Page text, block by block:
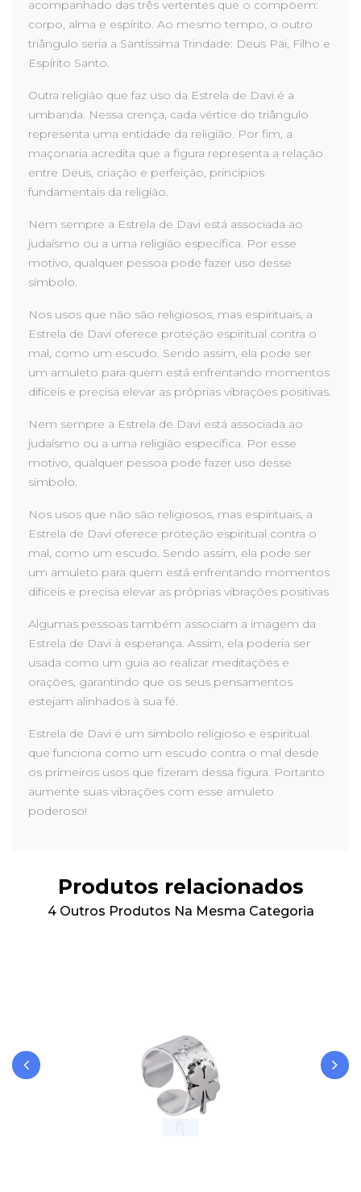
acompanhado das três vertentes que o compõem:
corpo, alma e espírito. Ao mesmo tempo, o outro
triângulo seria a Santíssima Trindade: Deus Pai, Filho e
Espírito Santo.
Outra religião que faz uso da Estrela de Davi é a
umbanda. Nessa crença, cada vértice do triângulo
representa uma entidade da religião. Por fim, a
maçonaria acredita que a figura representa a relação
entre Deus, criação e perfeição, princípios
fundamentais da religião.
Nem sempre a Estrela de Davi está associada ao
judaísmo ou a uma religião específica. Por esse
motivo, qualquer pessoa pode fazer uso desse
símbolo.
Nos usos que não são religiosos, mas espirituais, a
Estrela de Davi oferece proteção espiritual contra o
mal, como um escudo. Sendo assim, ela pode ser
um amuleto para quem está enfrentando momentos
difíceis e precisa elevar as próprias vibrações positivas.
Nem sempre a Estrela de Davi está associada ao
judaísmo ou a uma religião específica. Por esse
motivo, qualquer pessoa pode fazer uso desse
símbolo.
Nos usos que não são religiosos, mas espirituais, a
Estrela de Davi oferece proteção espiritual contra o
mal, como um escudo. Sendo assim, ela pode ser
um amuleto para quem está enfrentando momentos
difíceis e precisa elevar as próprias vibrações positivas
Algumas pessoas também associam a imagem da
Estrela de Davi à esperança. Assim, ela poderia ser
usada como um guia ao realizar meditações e
orações, garantindo que os seus pensamentos
estejam alinhados à sua fé.
Estrela de Davi é um símbolo religioso e espiritual
que funciona como um escudo contra o mal desde
os primeiros usos que fizeram dessa figura. Portanto
aumente suas vibrações com esse amuleto
poderoso!
Produtos relacionados
4 Outros Produtos Na Mesma Categoria